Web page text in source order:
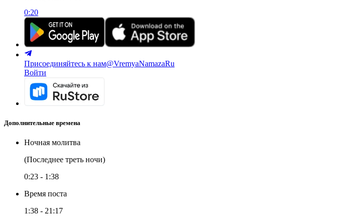
0:20
Присоединяйтесь к нам@VremyaNamazaRu
Войти
Дополнительные времена
Ночная молитва
(Последнее треть ночи)
0:23 - 1:38
Время поста
1:38 - 21:17